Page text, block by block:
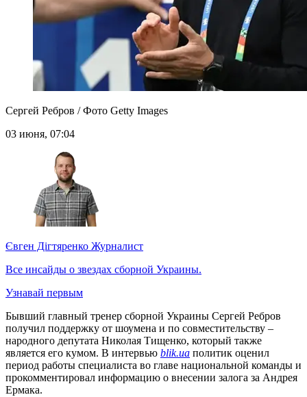
Сергей Ребров / Фото Getty Images
03 июня, 07:04
Євген Дігтяренко Журналист
Все инсайды о звездах сборной Украины.
Узнавай первым
Бывший главный тренер сборной Украины Сергей Ребров
получил поддержку от шоумена и по совместительству –
народного депутата Николая Тищенко, который также
является его кумом. В интервью blik.ua политик оценил
период работы специалиста во главе национальной команды и
прокомментировал информацию о внесении залога за Андрея
Ермака.